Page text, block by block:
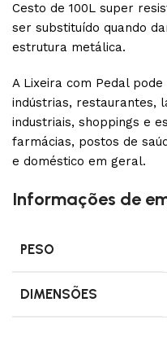
Cesto de 100L super
ser substituído quando
estrutura metálica.
A Lixeira com Pedal
indústrias, restaurantes,
industriais, shoppings e
farmácias, postos de
e doméstico em geral.
Informações de
PESO
DIMENSÕES